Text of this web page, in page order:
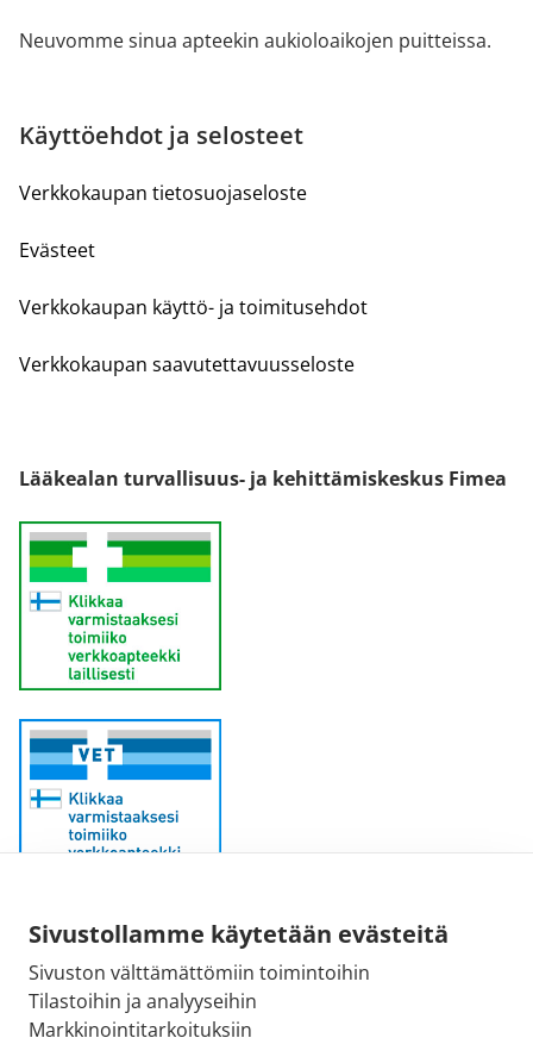
Sivustollamme käytetään evästeitä
Sivuston välttämättömiin toimintoihin
Tilastoihin ja analyyseihin
Markkinointitarkoituksiin
Neuvomme sinua apteekin aukioloaikojen puitteissa.
Käyttöehdot ja selosteet
Verkkokaupan tietosuojaseloste
Evästeet
Verkkokaupan käyttö- ja toimitusehdot
Verkkokaupan saavutettavuusseloste
Lääkealan turvallisuus- ja kehittämiskeskus Fimea
Sähköpostiosoite:
kirjaamo@fimea.fi
Fimean vaihde: